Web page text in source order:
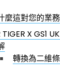
麼這對您的業
TIGER X GS1
轉換為二維